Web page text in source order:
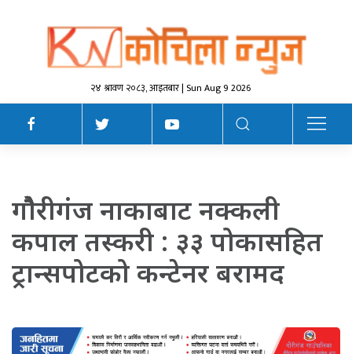
२४ श्रावण २०८३, आइतबार | Sun Aug 9 2026
गाैैैैैैैरीगंज नाकाबाट नक्कली
कपाल तस्करी : ३३ पोकासहित
ट्रान्सपोटको कन्टेनर बरामद